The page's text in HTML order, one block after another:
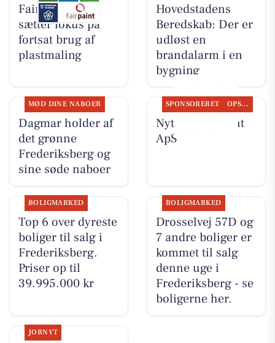
Fairpaint ApS
sætter fokus på
fortsat brug af
plastmaling
Hovedstadens
Beredskab: Der er
udløst en
brandalarm i en
bygning
MØD DINE NABOER
Dagmar holder af
det grønne
Frederiksberg og
sine søde naboer
SPONSORERET OPSLAGSTAVLEN
Nyt fra Fairpaint
ApS
BOLIGMARKED
Top 6 over dyreste
boliger til salg i
Frederiksberg.
Priser op til
39.995.000 kr
BOLIGMARKED
Drosselvej 57D og
7 andre boliger er
kommet til salg
denne uge i
Frederiksberg - se
boligerne her.
JOBNYT